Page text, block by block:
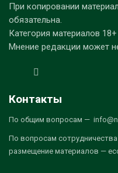
При копировании
обязательна.
Категория материалов 18+
Мнение редакции может
Контакты
По общим вопросам —
По вопросам сотрудничества
размещение материалов —